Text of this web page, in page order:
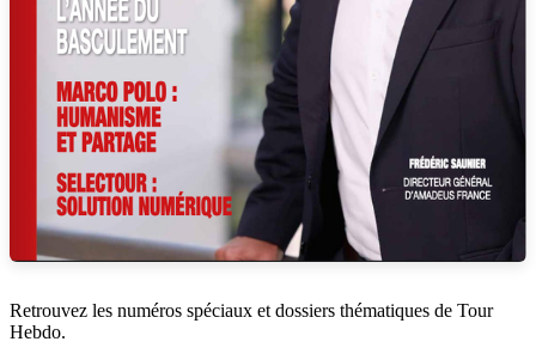
Retrouvez les numéros spéciaux et dossiers thématiques de Tour
Hebdo.